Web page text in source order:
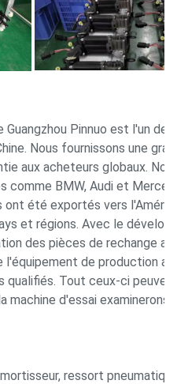
Pinnuo est l'un
Nous fournissons une
aux acheteurs globaux.
comme BMW, Audi et
été exportés vers
et régions. Avec le
des pièces de rechange
de production
qualifiés. Tout ceux-ci
ressort